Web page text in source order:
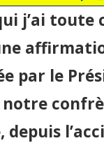
j’ai
par le
notre
depuis